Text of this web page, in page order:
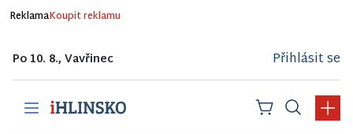
ReklamaKoupit reklamu
Po 10. 8., Vavřinec Přihlásit se